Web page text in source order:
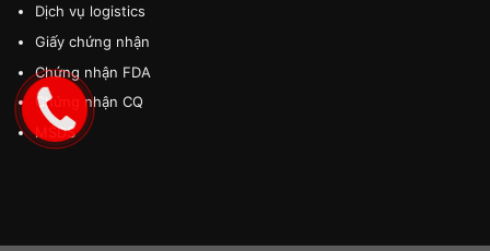
Dịch vụ logistics
Giấy chứng nhận
Chứng nhận FDA
Chứng nhận CQ
MSDS